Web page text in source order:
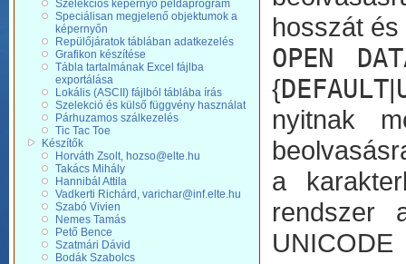
Szelekciós képernyő példaprogram
Speciálisan megjelenő objektumok a
képernyőn
Repülőjáratok táblában adatkezelés
Grafikon készítése
Tábla tartalmának Excel fájlba
exportálása
Lokális (ASCII) fájlból táblába írás
Szelekció és külső függvény használat
Párhuzamos szálkezelés
Tic Tac Toe
Készítők
Horváth Zsolt, hozso@elte.hu
Takács Mihály
Hannibál Attila
Vadkerti Richárd, varichar@inf.elte.hu
Szabó Vivien
Nemes Tamás
Pető Bence
Szatmári Dávid
Bodák Szabolcs
hosszát
OPEN
{DEFAULT|
nyitnak
a
rendszer